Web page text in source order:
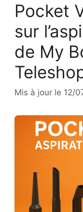
Pocket
sur
de My
Mis à jour le 12/